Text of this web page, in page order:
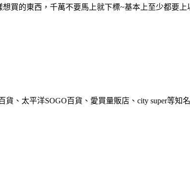
買的東西，千萬不要馬上就下標~基本上至少都要
、太平洋SOGO百貨、愛買量販店、city super等